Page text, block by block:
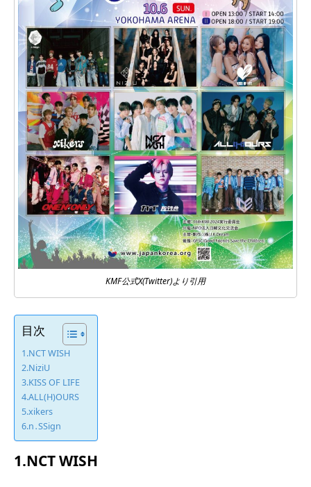
KMF公式X(Twitter)より引用
目次
1.NCT WISH
2.NiziU
3.KISS OF LIFE
4.ALL(H)OURS
5.xikers
6.n․SSign
1.NCT WISH